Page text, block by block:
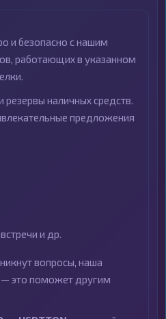
и безопасно с нашим
работающих в указанном
наличных средств.
предложения
и др.
вопросы, наша
— это поможет другим